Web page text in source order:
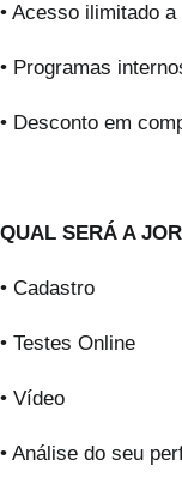
• Acesso ilimitado
• Programas
• Desconto em
QUAL SERÁ A
• Cadastro
• Testes Online
• Vídeo
• Análise do seu